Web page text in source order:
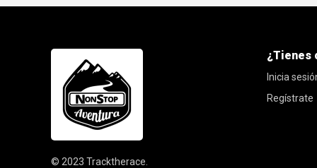
© 2023 Tracktherace
¿Tienes
Inicia
Regístrate